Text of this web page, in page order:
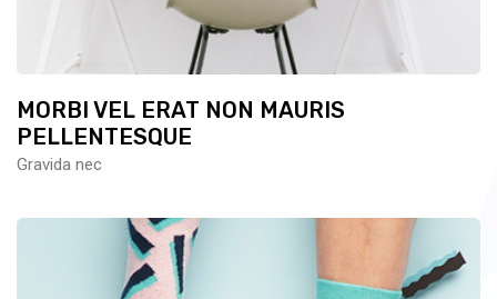
MORBI VEL ERAT NON MAURIS
PELLENTESQUE
Gravida nec